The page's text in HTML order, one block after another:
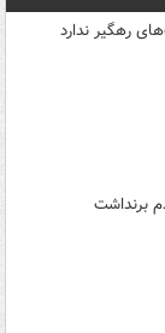
رهگیر ندارد
برنداشت